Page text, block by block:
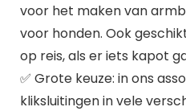
voor het maken van
voor honden. Ook
op reis, als er iets kapot
✅ Grote keuze: in ons
kliksluitingen in vele